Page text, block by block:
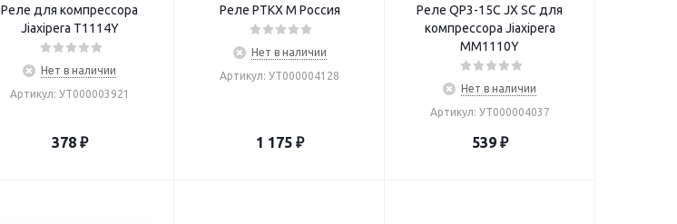
Реле для компрессора
Jiaxipera T1114Y
Нет в наличии
Артикул: УТ000003921
378₽
Реле РТКХ М Россия
Нет в наличии
Артикул: УТ000004128
1 175₽
Реле QP3-15C JX SC для
компрессора Jiaxipera
MM1110Y
Нет в наличии
Артикул: УТ000004037
539₽